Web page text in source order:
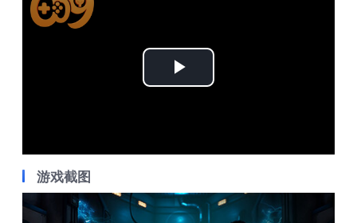
Play
游戏截图